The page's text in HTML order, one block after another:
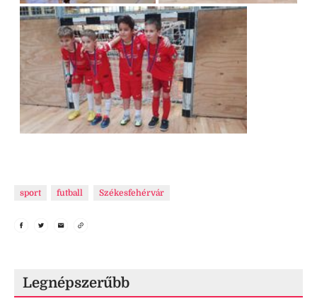
sport futball Székesfehérvár
Legnépszerűbb